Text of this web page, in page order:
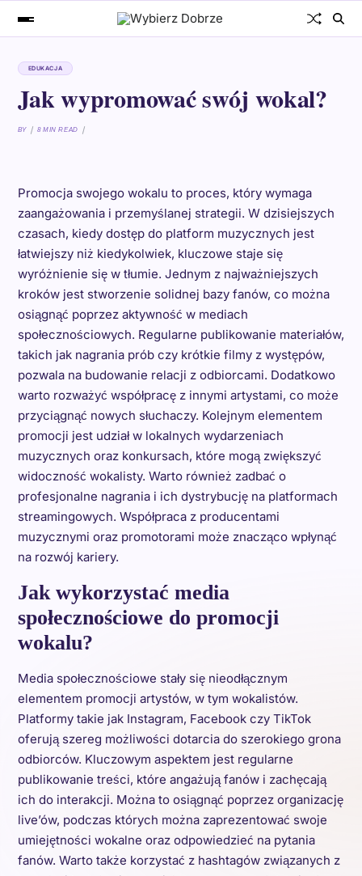
EDUKACJA
Jak wypromować swój wokal?
BY 8 MIN READ
Promocja swojego wokalu to proces, który wymaga
zaangażowania i przemyślanej strategii. W dzisiejszych
czasach, kiedy dostęp do platform muzycznych jest
łatwiejszy niż kiedykolwiek, kluczowe staje się
wyróżnienie się w tłumie. Jednym z najważniejszych
kroków jest stworzenie solidnej bazy fanów, co można
osiągnąć poprzez aktywność w mediach
społecznościowych. Regularne publikowanie materiałów,
takich jak nagrania prób czy krótkie filmy z występów,
pozwala na budowanie relacji z odbiorcami. Dodatkowo
warto rozważyć współpracę z innymi artystami, co może
przyciągnąć nowych słuchaczy. Kolejnym elementem
promocji jest udział w lokalnych wydarzeniach
muzycznych oraz konkursach, które mogą zwiększyć
widoczność wokalisty. Warto również zadbać o
profesjonalne nagrania i ich dystrybucję na platformach
streamingowych. Współpraca z producentami
muzycznymi oraz promotorami może znacząco wpłynąć
na rozwój kariery.
Jak wykorzystać media
społecznościowe do promocji
wokalu?
Media społecznościowe stały się nieodłącznym
elementem promocji artystów, w tym wokalistów.
Platformy takie jak Instagram, Facebook czy TikTok
oferują szereg możliwości dotarcia do szerokiego grona
odbiorców. Kluczowym aspektem jest regularne
publikowanie treści, które angażują fanów i zachęcają
ich do interakcji. Można to osiągnąć poprzez organizację
live’ów, podczas których można zaprezentować swoje
umiejętności wokalne oraz odpowiedzieć na pytania
fanów. Warto także korzystać z hashtagów związanych z